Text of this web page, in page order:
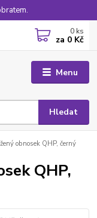
Menu
Hledat
0 ks
za 0 Kč
obnosek QHP, černý
QHP,